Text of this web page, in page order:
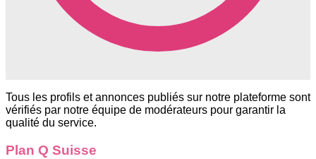
Tous les profils et annonces publiés sur notre plateforme sont
vérifiés par notre équipe de modérateurs pour garantir la
qualité du service.
Plan Q Suisse